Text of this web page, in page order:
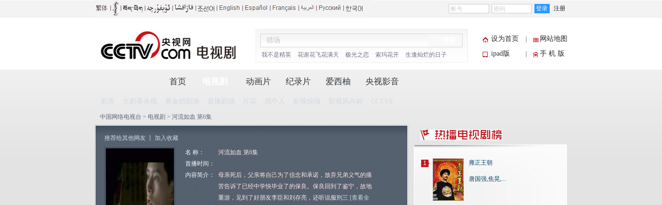
登录 注册
我不是精英 花谢花飞花满天 极光之恋 索玛花开 生逢灿烂的日子
设为首页
网站地图
ipad版
手 机 版
首页
剧库 大剧看央视 黄金档剧场 首播剧场 片花 戏中人 影视快报 影视风向标 CCTV8
动画片 纪录片 爱西柚 央视影音
中国网络电视台 > 电视剧 > 河流如血 第6集
推荐给其他网友 加入收藏
名 称：
河流如血 第6集
首播时间：
内容简介：
母亲死后，父亲将自己为了信念和承诺，放弃兄弟义气的痛
苦告诉了已经中学快毕业了的保良。保良回到了鉴宁，故地
重游，见到了好朋友李臣和刘存亮，还听说服刑三 [查看全
1 雍正王朝
唐国强,焦晃,...